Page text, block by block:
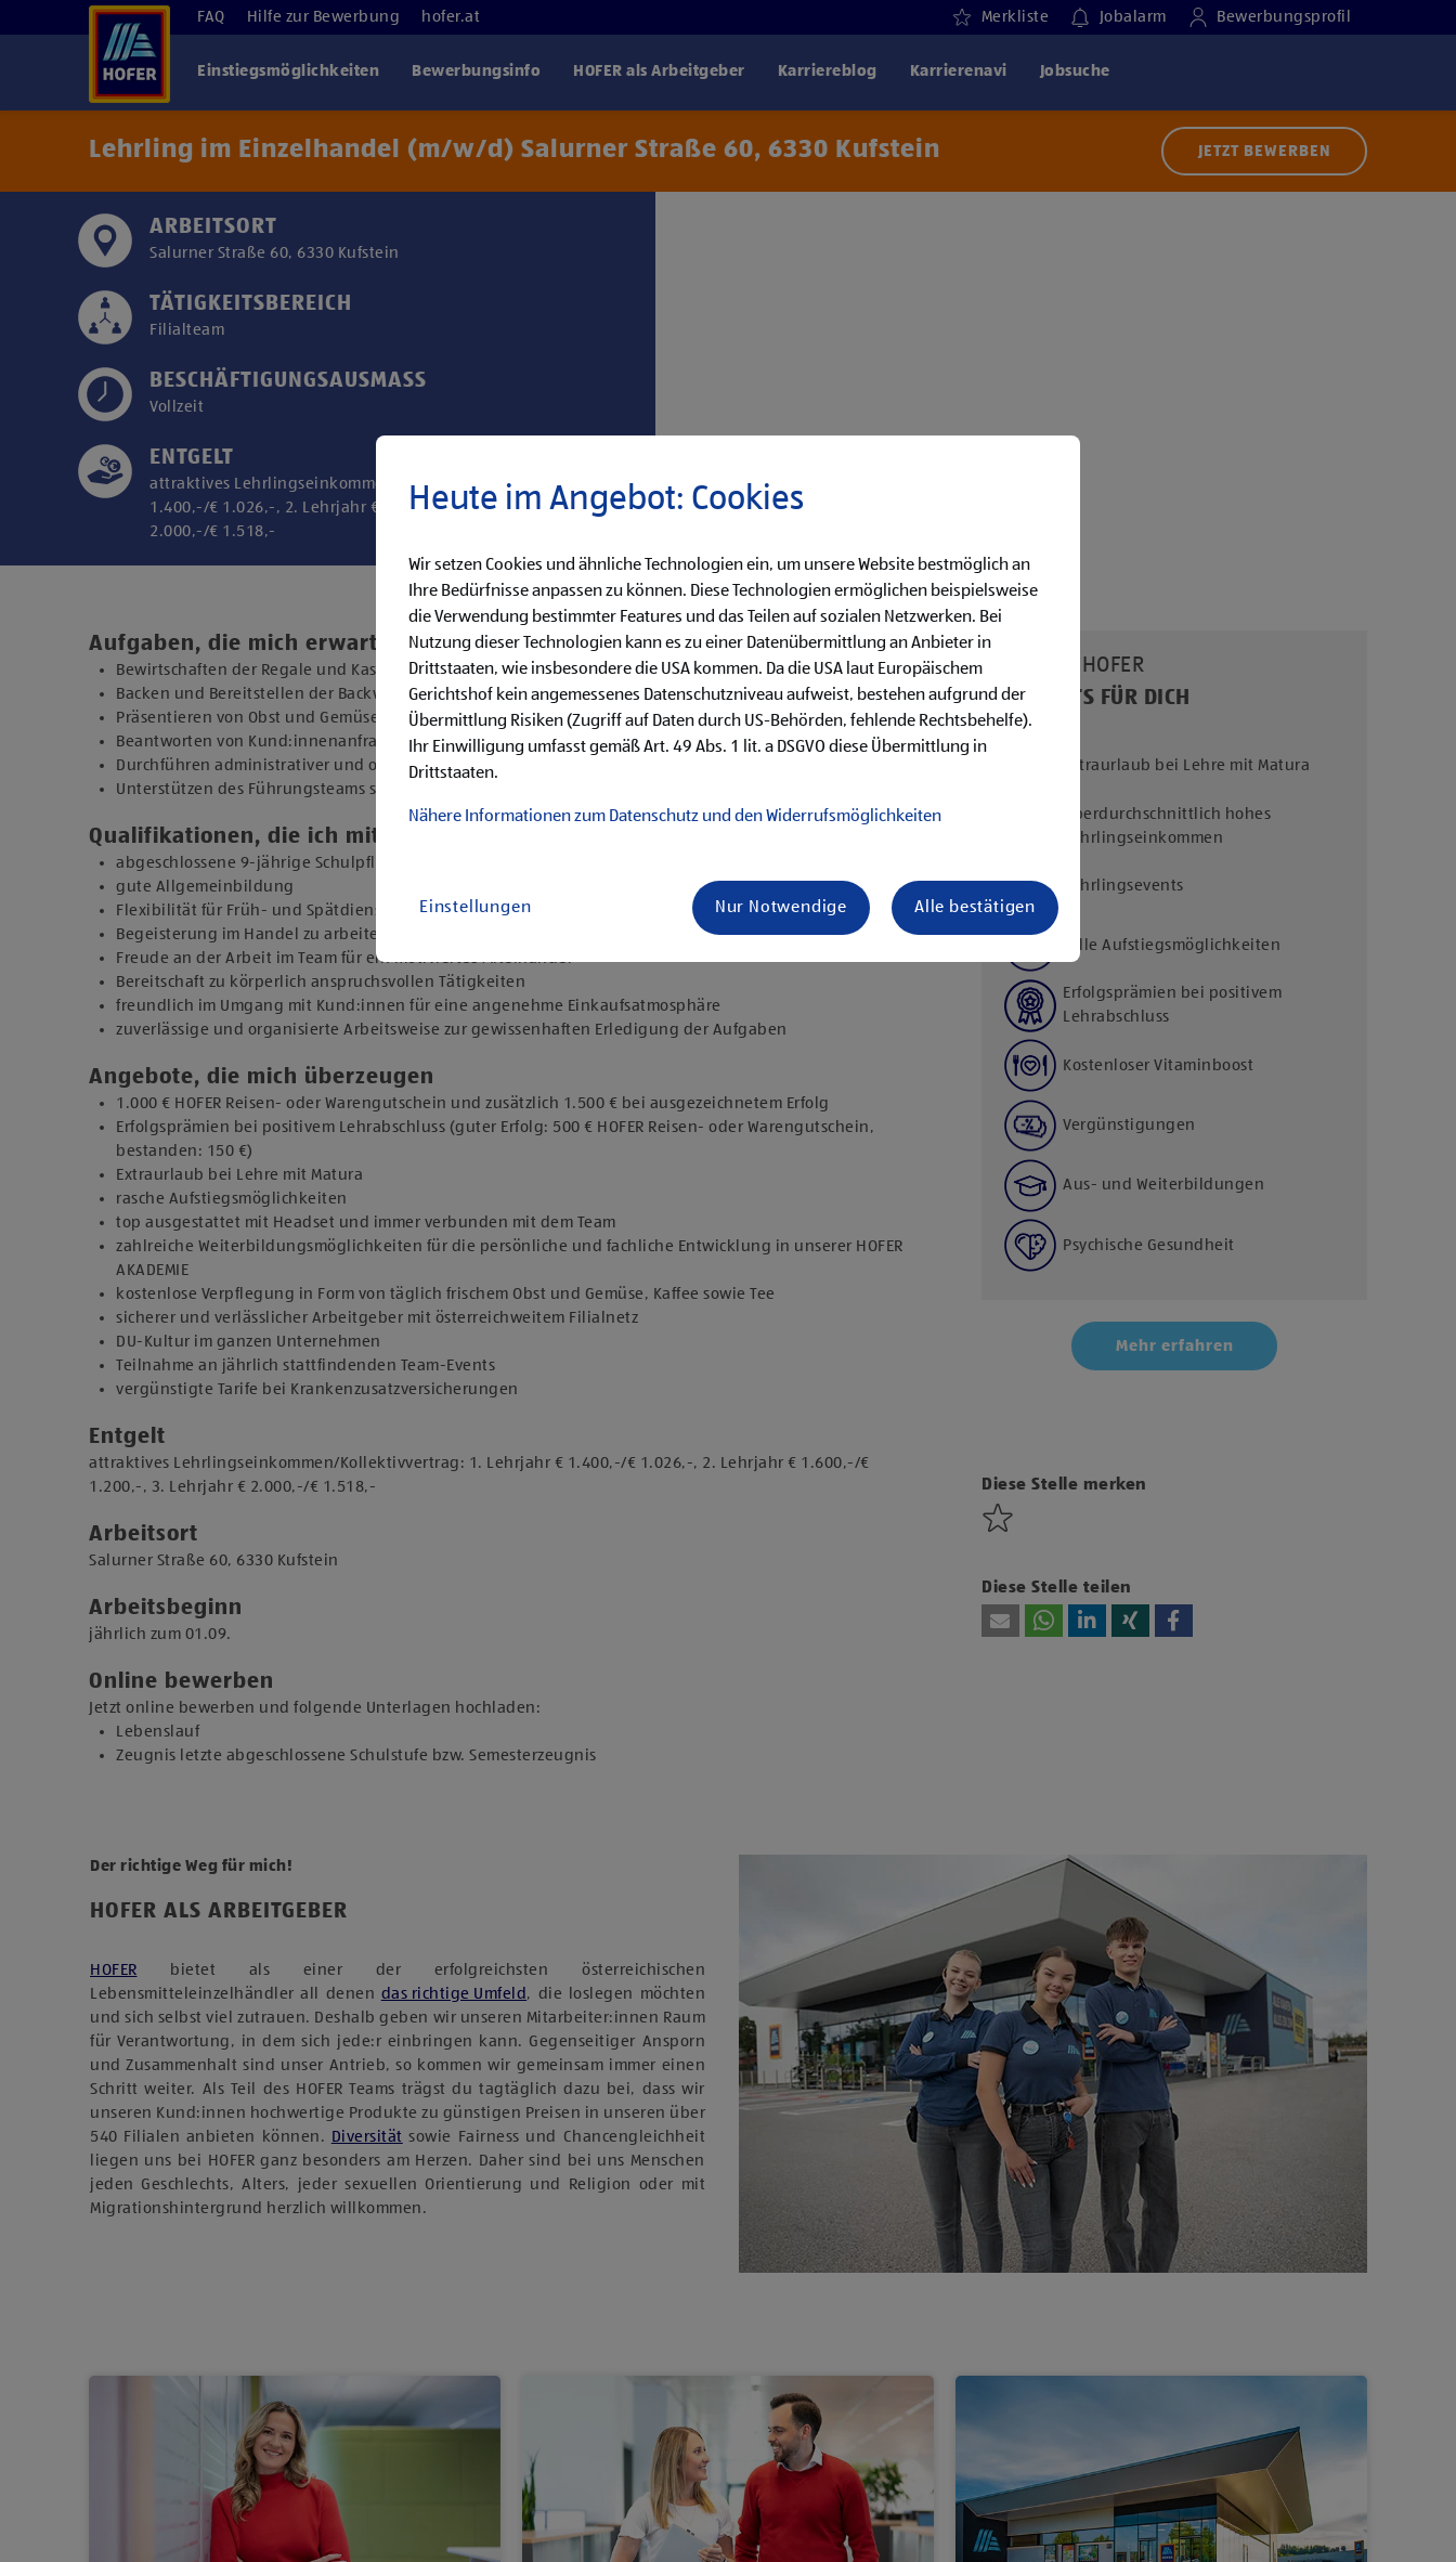
FAQ Hilfe zur Bewerbung hofer.at Merkliste Jobalarm Bewerbungsprofil
Einstiegsmöglichkeiten Bewerbungsinfo HOFER als Arbeitgeber Karriereblog Karrierenavi Jobsuche
Lehrling im Einzelhandel (m/w/d) Salurner Straße 60, 6330 Kufstein JETZT BEWERBEN
ARBEITSORT
Salurner Straße 60, 6330 Kufstein
TÄTIGKEITSBEREICH
Filialteam
BESCHÄFTIGUNGSAUSMASS
Vollzeit
ENTGELT
attraktives Lehrlingseinkommen/Kollektivvertrag: 1. Lehrjahr €
1.400,-/€ 1.026,-, 2. Lehrjahr € 1.600,-/€ 1.200,-, 3. Lehrjahr €
2.000,-/€ 1.518,-
Aufgaben, die mich erwarten
Bewirtschaften der Regale und Kassieren der Einkäufe
Backen und Bereitstellen der Backware
Präsentieren von Obst und Gemüse sowie Durchführen von Qualitätskontrollen
Beantworten von Kund:innenanfragen
Durchführen administrativer und organisatorischer Aufgaben
Unterstützen des Führungsteams sowie Übernehmen erster Führungstätigkeiten
Qualifikationen, die ich mitbringe
abgeschlossene 9-jährige Schulpflicht
gute Allgemeinbildung
Flexibilität für Früh- und Spätdienste (Montag bis Samstag)
Begeisterung im Handel zu arbeiten und den Unternehmenserfolg mitzugestalten
Freude an der Arbeit im Team für ein motiviertes Miteinander
Bereitschaft zu körperlich anspruchsvollen Tätigkeiten
freundlich im Umgang mit Kund:innen für eine angenehme Einkaufsatmosphäre
zuverlässige und organisierte Arbeitsweise zur gewissenhaften Erledigung der Aufgaben
Angebote, die mich überzeugen
1.000 € HOFER Reisen- oder Warengutschein und zusätzlich 1.500 € bei ausgezeichnetem Erfolg
Erfolgsprämien bei positivem Lehrabschluss (guter Erfolg: 500 € HOFER Reisen- oder Warengutschein,
bestanden: 150 €)
Extraurlaub bei Lehre mit Matura
rasche Aufstiegsmöglichkeiten
top ausgestattet mit Headset und immer verbunden mit dem Team
zahlreiche Weiterbildungsmöglichkeiten für die persönliche und fachliche Entwicklung in unserer HOFER
AKADEMIE
kostenlose Verpflegung in Form von täglich frischem Obst und Gemüse, Kaffee sowie Tee
sicherer und verlässlicher Arbeitgeber mit österreichweitem Filialnetz
DU-Kultur im ganzen Unternehmen
Teilnahme an jährlich stattfindenden Team-Events
vergünstigte Tarife bei Krankenzusatzversicherungen
Entgelt
attraktives Lehrlingseinkommen/Kollektivvertrag: 1. Lehrjahr € 1.400,-/€ 1.026,-, 2. Lehrjahr € 1.600,-/€
1.200,-, 3. Lehrjahr € 2.000,-/€ 1.518,-
Arbeitsort
​Salurner Straße 60, 6330 Kufstein​​
Arbeitsbeginn
jährlich zum 01.09.​
Online bewerben
Jetzt online bewerben und folgende Unterlagen hochladen:
Lebenslauf
Zeugnis letzte abgeschlossene Schulstufe bzw. Semesterzeugnis
UNSERE HOFER
BENEFITS FÜR DICH
Extraurlaub bei Lehre mit Matura
Überdurchschnittlich hohes
Lehrlingseinkommen
Lehrlingsevents
Tolle Aufstiegsmöglichkeiten
Erfolgsprämien bei positivem
Lehrabschluss
Kostenloser Vitaminboost
Vergünstigungen
Aus- und Weiterbildungen
Psychische Gesundheit
Mehr erfahren
diesen Inhalt anzuzeigen.
Diese Stelle merken
Diese Stelle teilen
HOFER ALS ARBEITGEBER
Der richtige Weg für mich!
HOFER bietet als einer der erfolgreichsten österreichischen
Lebensmitteleinzelhändler all denen das richtige Umfeld , die loslegen möchten
und sich selbst viel zutrauen. Deshalb geben wir unseren Mitarbeiter:innen Raum
für Verantwortung, in dem sich jede:r einbringen kann. Gegenseitiger Ansporn
und Zusammenhalt sind unser Antrieb, so kommen wir gemeinsam immer einen
Schritt weiter. Als Teil des HOFER Teams trägst du tagtäglich dazu bei, dass wir
unseren Kund:innen hochwertige Produkte zu günstigen Preisen in unseren über
540 Filialen anbieten können. Diversität sowie Fairness und Chancengleichheit
liegen uns bei HOFER ganz besonders am Herzen. Daher sind bei uns Menschen
jeden Geschlechts, Alters, jeder sexuellen Orientierung und Religion oder mit
Migrationshintergrund herzlich willkommen.
Heute im Angebot: Cookies
Wir setzen Cookies und ähnliche Technologien ein, um unsere Website bestmöglich an
Ihre Bedürfnisse anpassen zu können. Diese Technologien ermöglichen beispielsweise
die Verwendung bestimmter Features und das Teilen auf sozialen Netzwerken. Bei
Nutzung dieser Technologien kann es zu einer Datenübermittlung an Anbieter in
Drittstaaten, wie insbesondere die USA kommen. Da die USA laut Europäischem
Gerichtshof kein angemessenes Datenschutzniveau aufweist, bestehen aufgrund der
Übermittlung Risiken (Zugriff auf Daten durch US-Behörden, fehlende Rechtsbehelfe).
Ihr Einwilligung umfasst gemäß Art. 49 Abs. 1 lit. a DSGVO diese Übermittlung in
Drittstaaten.
Nähere Informationen zum Datenschutz und den Widerrufsmöglichkeiten
Einstellungen Nur Notwendige Alle bestätigen